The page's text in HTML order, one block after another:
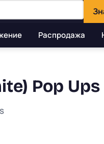
Распродажа
Pop